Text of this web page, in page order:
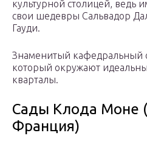
культурной столицей, ведь
свои шедевры Сальвадор
Гауди.
Знаменитый кафедральный
который окружают
кварталы.
Сады Клода Моне
Франция)